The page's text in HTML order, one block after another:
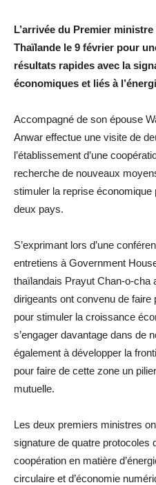
L’arrivée du Premier
Thaïlande le 9 février pour
résultats rapides avec la
économiques et liés à
Accompagné de son épouse
Anwar effectue une visite de
l’établissement d’une
recherche de nouveaux
stimuler la reprise
deux pays.
S’exprimant lors d’une
entretiens à Government
thaïlandais Prayut Chan-o-cha
dirigeants ont convenu de
pour stimuler la croissance
s’engager davantage dans de
également à développer la
pour faire de cette zone un
mutuelle.
Les deux premiers ministres
signature de quatre protocoles
coopération en matière
circulaire et d’économie